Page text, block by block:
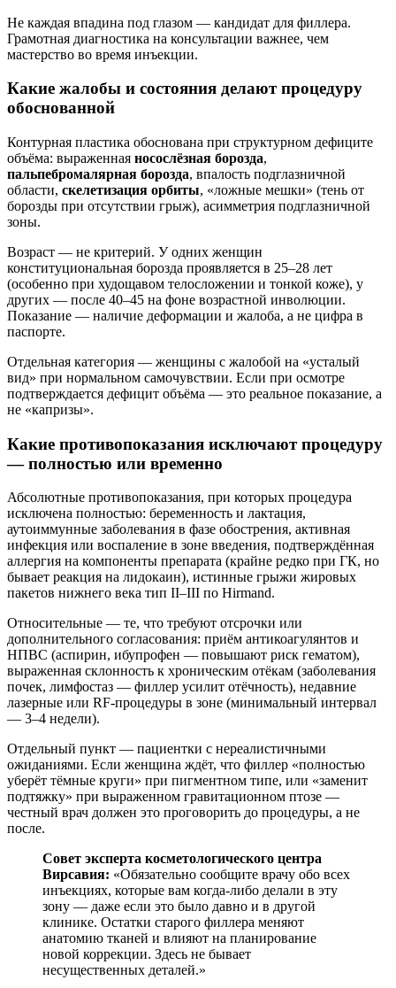
Не каждая впадина под глазом — кандидат для филлера.
Грамотная диагностика на консультации важнее, чем
мастерство во время инъекции.
Какие жалобы и состояния делают процедуру
обоснованной
Контурная пластика обоснована при структурном дефиците
объёма: выраженная носослёзная борозда,
пальпебромалярная борозда, впалость подглазничной
области, скелетизация орбиты, «ложные мешки» (тень от
борозды при отсутствии грыж), асимметрия подглазничной
зоны.
Возраст — не критерий. У одних женщин
конституциональная борозда проявляется в 25–28 лет
(особенно при худощавом телосложении и тонкой коже), у
других — после 40–45 на фоне возрастной инволюции.
Показание — наличие деформации и жалоба, а не цифра в
паспорте.
Отдельная категория — женщины с жалобой на «усталый
вид» при нормальном самочувствии. Если при осмотре
подтверждается дефицит объёма — это реальное показание, а
не «капризы».
Какие противопоказания исключают процедуру
— полностью или временно
Абсолютные противопоказания, при которых процедура
исключена полностью: беременность и лактация,
аутоиммунные заболевания в фазе обострения, активная
инфекция или воспаление в зоне введения, подтверждённая
аллергия на компоненты препарата (крайне редко при ГК, но
бывает реакция на лидокаин), истинные грыжи жировых
пакетов нижнего века тип II–III по Hirmand.
Относительные — те, что требуют отсрочки или
дополнительного согласования: приём антикоагулянтов и
НПВС (аспирин, ибупрофен — повышают риск гематом),
выраженная склонность к хроническим отёкам (заболевания
почек, лимфостаз — филлер усилит отёчность), недавние
лазерные или RF-процедуры в зоне (минимальный интервал
— 3–4 недели).
Отдельный пункт — пациентки с нереалистичными
ожиданиями. Если женщина ждёт, что филлер «полностью
уберёт тёмные круги» при пигментном типе, или «заменит
подтяжку» при выраженном гравитационном птозе —
честный врач должен это проговорить до процедуры, а не
после.
Совет эксперта косметологического центра
Вирсавия: «Обязательно сообщите врачу обо всех
инъекциях, которые вам когда-либо делали в эту
зону — даже если это было давно и в другой
клинике. Остатки старого филлера меняют
анатомию тканей и влияют на планирование
новой коррекции. Здесь не бывает
несущественных деталей.»